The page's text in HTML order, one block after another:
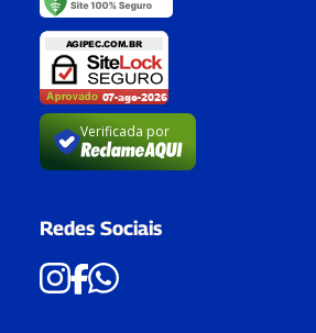
Verificada por
Redes Sociais